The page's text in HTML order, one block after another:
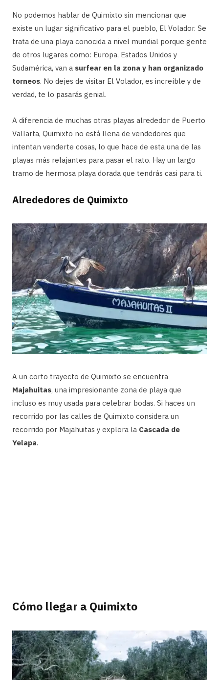
No podemos hablar de Quimixto sin mencionar que
existe un lugar significativo para el pueblo, El Volador. Se
trata de una playa conocida a nivel mundial porque gente
de otros lugares como: Europa, Estados Unidos y
Sudamérica, van a surfear en la zona y han organizado
torneos. No dejes de visitar El Volador, es increíble y de
verdad, te lo pasarás genial.
A diferencia de muchas otras playas alrededor de Puerto
Vallarta, Quimixto no está llena de vendedores que
intentan venderte cosas, lo que hace de esta una de las
playas más relajantes para pasar el rato. Hay un largo
tramo de hermosa playa dorada que tendrás casi para ti.
Alrededores de Quimixto
A un corto trayecto de Quimixto se encuentra
Majahuitas, una impresionante zona de playa que
incluso es muy usada para celebrar bodas. Si haces un
recorrido por las calles de Quimixto considera un
recorrido por Majahuitas y explora la Cascada de
Yelapa.
Cómo llegar a Quimixto